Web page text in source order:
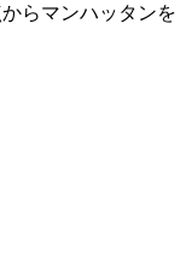
らマンハッタンを